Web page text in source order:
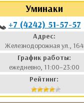
Уминаки
+7 (4242) 51-57-57
Адрес:
Железнодорожная ул., 164
График работы:
ежедневно, 11:00–23:00
Рейтинг: